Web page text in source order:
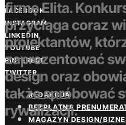
FACEBOOK
INSTAGRAM
LINKEDIN
YOUTUBE
PINTEREST
TWITTER
REDAKCJA
BEZPŁATNA
MAGAZYN DESIGN/
firmę Elita.
przyciąga coraz
projektantów,
zaprezentować
design oraz
także spróbować
rywalizacji.